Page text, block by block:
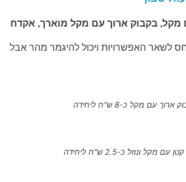
מקל, בקבוק ארוך עם מקל מוארך, אקדח
לשאר האפשרויות ויכול להיגמר מהר אבל
ארוך עם מקל כ-8 ש"ח ליחידה
עם מקל ונוזל כ-2.5 ש"ח ליחידה